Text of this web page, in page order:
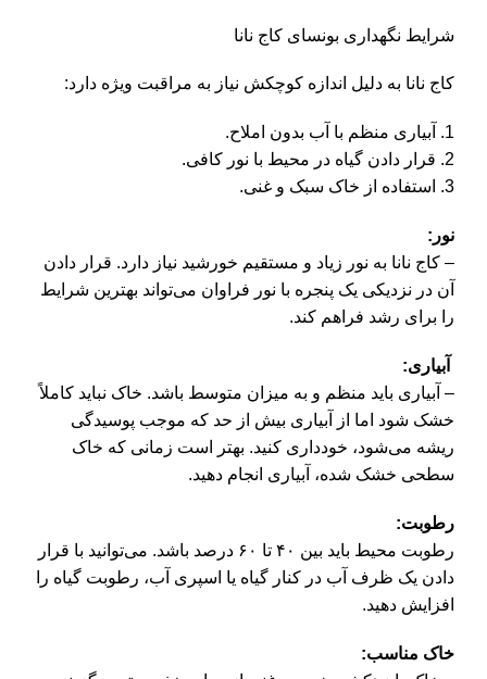
شرایط نگهداری بونسای کاج نانا
کاج نانا به دلیل اندازه کوچکش نیاز به مراقبت ویژه دارد:
1. آبیاری منظم با آب بدون املاح.
2. قرار دادن گیاه در محیط با نور کافی.
3. استفاده از خاک سبک و غنی.
نور:
– کاج نانا به نور زیاد و مستقیم خورشید نیاز دارد. قرار دادن
آن در نزدیکی یک پنجره با نور فراوان می‌تواند بهترین شرایط
را برای رشد فراهم کند.
آبیاری:
– آبیاری باید منظم و به میزان متوسط باشد. خاک نباید کاملاً
خشک شود اما از آبیاری بیش از حد که موجب پوسیدگی
ریشه می‌شود، خودداری کنید. بهتر است زمانی که خاک
سطحی خشک شده، آبیاری انجام دهید.
رطوبت:
رطوبت محیط باید بین ۴۰ تا ۶۰ درصد باشد. می‌توانید با قرار
دادن یک ظرف آب در کنار گیاه یا اسپری آب، رطوبت گیاه را
افزایش دهید.
خاک مناسب: